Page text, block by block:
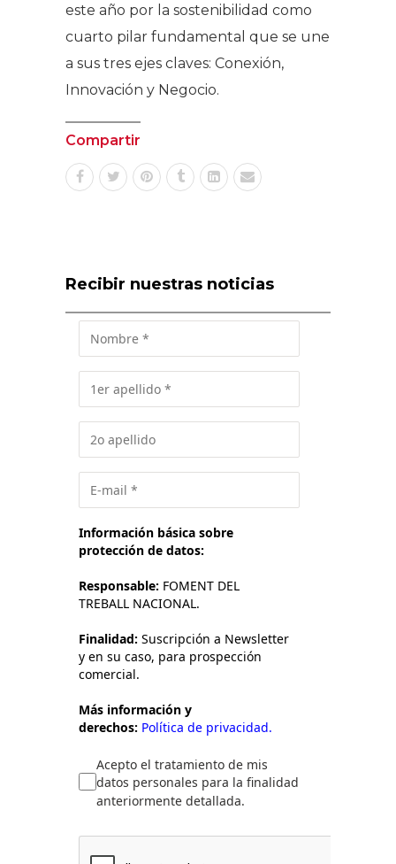
este año por la sostenibilidad como
cuarto pilar fundamental que se une
a sus tres ejes claves: Conexión,
Innovación y Negocio.
Compartir
Recibir nuestras noticias
Información básica sobre
protección de datos:
Responsable: FOMENT DEL
TREBALL NACIONAL.
Finalidad: Suscripción a Newsletter
y en su caso, para prospección
comercial.
Más información y
derechos: Política de privacidad.
Acepto el tratamiento de mis
datos personales para la finalidad
anteriormente detallada.